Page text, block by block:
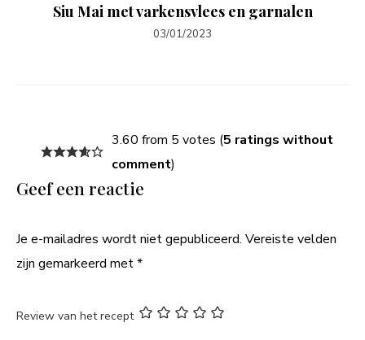
Siu Mai met varkensvlees en garnalen
03/01/2023
3.60 from 5 votes (5 ratings without
comment)
Geef een reactie
Je e-mailadres wordt niet gepubliceerd. Vereiste velden
zijn gemarkeerd met*
Review van het recept